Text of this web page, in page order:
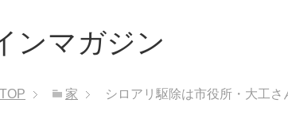
ンマガジン
TOP 家 シロアリ駆除は市役所・大工さ